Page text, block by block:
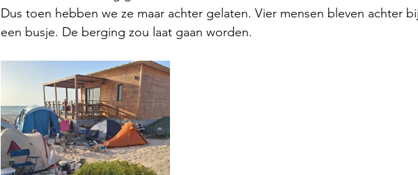
Dus toen hebben we ze maar achter gelaten. Vier mensen bleven achter
een busje. De berging zou laat gaan worden.